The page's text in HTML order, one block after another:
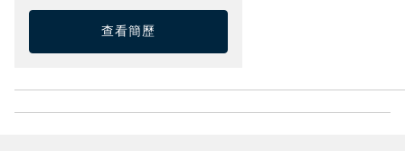
查看簡歷